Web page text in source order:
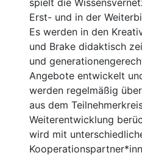
spielt die
Erst- und in der
Es werden in den
und Brake didaktisch
und
Angebote entwickelt
werden regelmäßig
aus dem
Weiterentwicklung
wird mit